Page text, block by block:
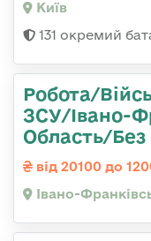
Київ
131 окремий
Робота/
ЗСУ/Івано-
Область/Без
від 20100 до
Івано-